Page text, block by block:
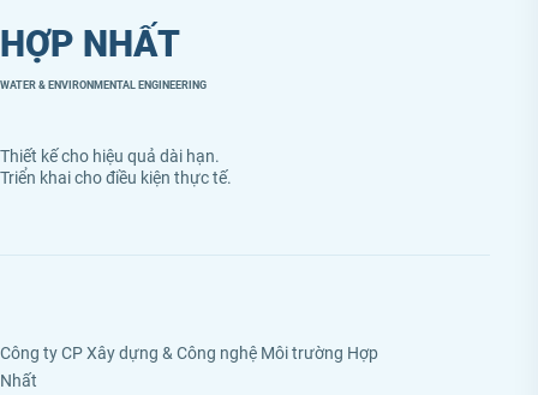
HỢP NHẤT
WATER & ENVIRONMENTAL ENGINEERING
Thiết kế cho hiệu quả dài hạn.
Triển khai cho điều kiện thực tế.
Công ty CP Xây dựng & Công nghệ Môi trường Hợp
Nhất